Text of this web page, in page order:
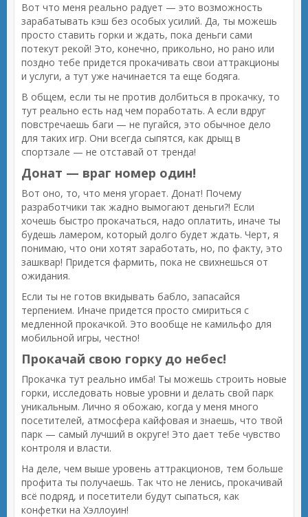
Вот что меня реально радует — это возможность
зарабатывать кэш без особых усилий. Да, ты можешь
просто ставить горки и ждать, пока деньги сами
потекут рекой! Это, конечно, прикольно, но рано или
поздно тебе придется прокачивать свои аттракционы
и услуги, а тут уже начинается та еще бодяга.
В общем, если ты не против долбиться в прокачку, то
тут реально есть над чем поработать. А если вдруг
повстречаешь баги — не пугайся, это обычное дело
для таких игр. Они всегда сыпятся, как дрыщ в
спортзале — не отставай от тренда!
Донат — враг номер один!
Вот оно, то, что меня угорает. Донат! Почему
разработчики так жадно вымогают деньги?! Если
хочешь быстро прокачаться, надо оплатить, иначе ты
будешь ламером, который долго будет ждать. Черт, я
понимаю, что они хотят заработать, но, по факту, это
зашквар! Придется фармить, пока не свихнешься от
ожидания.
Если ты не готов вкидывать бабло, запасайся
терпением. Иначе придется просто смириться с
медленной прокачкой. Это вообще не камильфо для
мобильной игры, честно!
Прокачай свою горку до небес!
Прокачка тут реально имба! Ты можешь строить новые
горки, исследовать новые уровни и делать свой парк
уникальным. Лично я обожаю, когда у меня много
посетителей, атмосфера кайфовая и знаешь, что твой
парк — самый лучший в округе! Это дает тебе чувство
контроля и власти.
На деле, чем выше уровень аттракционов, тем больше
профита ты получаешь. Так что не ленись, прокачивай
всё подряд, и посетители будут сыпаться, как
конфетки на Хэллоуин!